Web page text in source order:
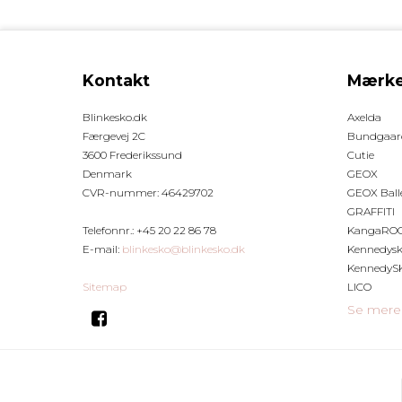
Kontakt
Blinkesko.dk
Færgevej 2C
3600 Frederikssund
Denmark
CVR-nummer: 46429702
Telefonnr. : +45 20 22 86 78
E-mail: blinkesko@blinkesko.dk
Sitemap
Axelda
Cutie
GEOX
GEOX
GRAFFITI
LICO
Se mere